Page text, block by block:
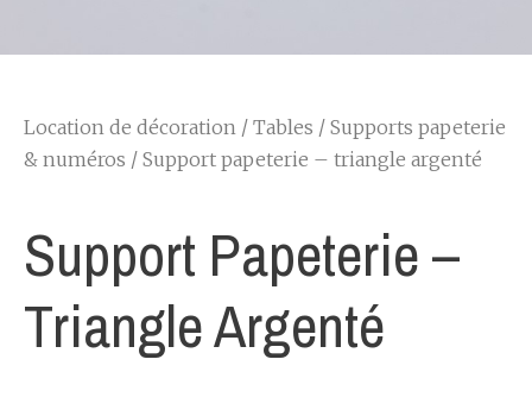
Location de décoration / Tables / Supports papeterie
& numéros / Support papeterie – triangle argenté
Support Papeterie –
Triangle Argenté